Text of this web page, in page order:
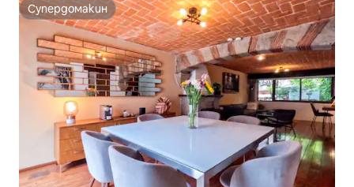
Супердомакин
Супердомакин